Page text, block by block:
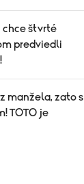
chce štvrté
predviedli
manžela, zato s
TOTO je